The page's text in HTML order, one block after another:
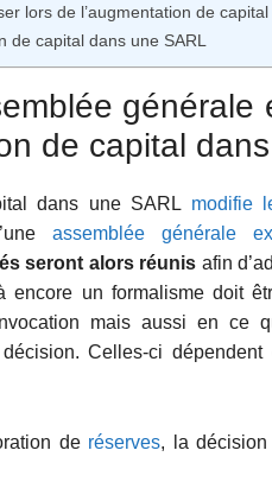
lors de l’augmentation de capital
de capital dans une SARL
de capital
dans une SARL modifie
assemblée générale
seront alors réunis afin
encore un formalisme doit
mais aussi en ce
Celles-ci
de réserves, la